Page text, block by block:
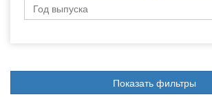
Показать фильтры